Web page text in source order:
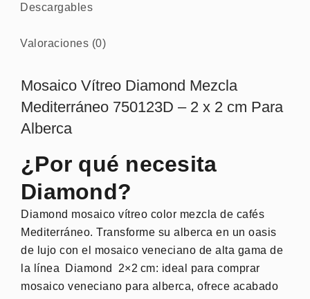
Descargables
Valoraciones (0)
Mosaico Vítreo Diamond Mezcla
Mediterráneo 750123D – 2 x 2 cm Para
Alberca
¿Por qué necesita
Diamond?
Diamond mosaico vítreo color mezcla de cafés
Mediterráneo. Transforme su alberca en un oasis
de lujo con el mosaico veneciano de alta gama de
la línea
Diamond 2×2 cm: ideal para comprar
mosaico veneciano para alberca, ofrece acabado